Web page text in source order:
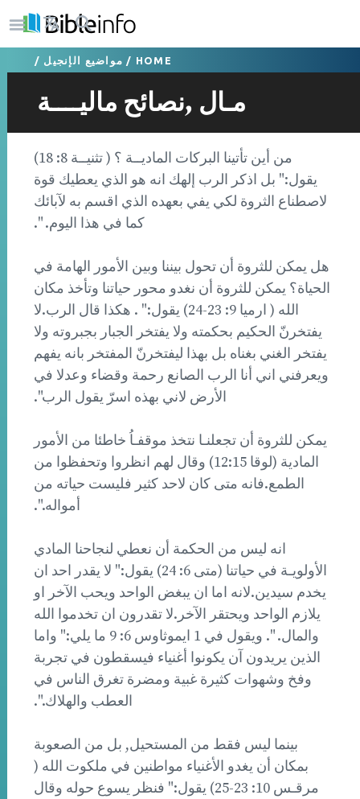
HOME
/ مواضيع الإنجيل /
مـال ,نصائح ماليــــة
من أين تأتينا البركات الماديــة ؟ ( تثنيــة 8: 18)
يقول:" بل اذكر الرب إلهك انه هو الذي يعطيك قوة
لاصطناع الثروة لكي يفي بعهده الذي اقسم به لآبائك
كما في هذا اليوم. ".
هل يمكن للثروة أن تحول بيننا وبين الأمور الهامة في
الحياة؟ يمكن للثروة أن نغدو محور حياتنا وتأخذ مكان
الله ( ارميا 9: 23-24) يقول:" . هكذا قال الرب.لا
يفتخرنّ الحكيم بحكمته ولا يفتخر الجبار بجبروته ولا
يفتخر الغني بغناه بل بهذا ليفتخرنّ المفتخر بانه يفهم
ويعرفني اني أنا الرب الصانع رحمة وقضاء وعدلا في
الأرض لاني بهذه اسرّ يقول الرب".
يمكن للثروة أن تجعلنـا نتخذ موقفـاُ خاطئا من الأمور
المادية (لوقا 12:15) وقال لهم انظروا وتحفظوا من
الطمع.فانه متى كان لاحد كثير فليست حياته من
أمواله.".
انه ليس من الحكمة أن نعطي لنجاحنا المادي
الأولويـة في حياتنا (متى 6: 24) يقول:" لا يقدر احد ان
يخدم سيدين.لانه اما ان يبغض الواحد ويحب الآخر او
يلازم الواحد ويحتقر الآخر.لا تقدرون ان تخدموا الله
والمال. ". ويقول في 1 ايموثاوس 6: 9 ما يلي:" واما
الذين يريدون آن يكونوا أغنياء فيسقطون في تجربة
وفخ وشهوات كثيرة غبية ومضرة تغرق الناس في
العطب والهلاك.".
بينما ليس فقط من المستحيل, بل من الصعوبة
بمكان أن يغدو الأغنياء مواطنين في ملكوت الله (
مرقـس 10: 23-25) يقول:" فنظر يسوع حوله وقال